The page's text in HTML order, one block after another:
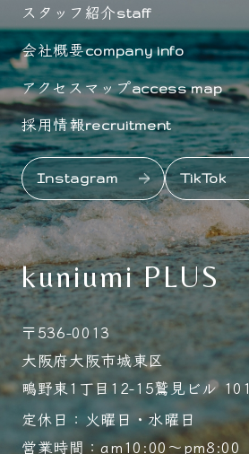
スタッフ紹介staff
会社概要company info
アクセスマップaccess map
採用情報recruitment
Instagram TikTok
kuniumi PLUS
〒536-0013
大阪府大阪市城東区
鴫野東1丁目12-15鷲見ビル 101
定休日：火曜日・水曜日
営業時間：am10:00～pm8:00